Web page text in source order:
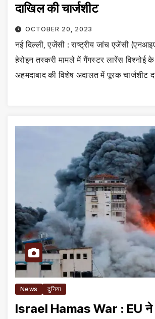
दाखिल की चार्जशीट
OCTOBER 20, 2023
नई दिल्ली, एजेंसी : राष्ट्रीय जांच एजेंसी
हेरोइन तस्करी मामले में गैंगस्टर लारेंस विश्नोई
अहमदाबाद की विशेष अदालत में पूरक चार्जशीट
News दुनिया
Israel Hamas War : EU